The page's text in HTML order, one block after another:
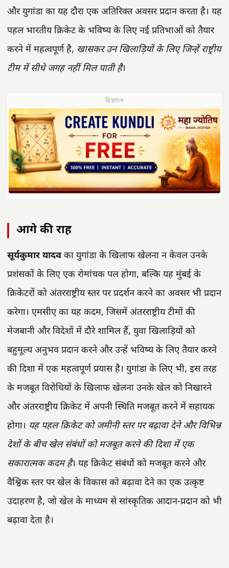
और युगांडा का यह दौरा एक अतिरिक्त अवसर प्रदान करता है। यह
पहल भारतीय क्रिकेट के भविष्य के लिए नई प्रतिभाओं को तैयार
करने में महत्वपूर्ण है, खासकर उन खिलाड़ियों के लिए जिन्हें राष्ट्रीय
टीम में सीधे जगह नहीं मिल पाती है।
विज्ञापन
आगे की राह
सूर्यकुमार यादवका युगांडा के खिलाफ खेलना न केवल उनके
प्रशंसकों के लिए एक रोमांचक पल होगा, बल्कि यह मुंबई के
क्रिकेटरों को अंतरराष्ट्रीय स्तर पर प्रदर्शन करने का अवसर भी प्रदान
करेगा। एमसीए का यह कदम, जिसमें अंतरराष्ट्रीय टीमों की
मेजबानी और विदेशों में दौरे शामिल हैं, युवा खिलाड़ियों को
बहुमूल्य अनुभव प्रदान करने और उन्हें भविष्य के लिए तैयार करने
की दिशा में एक महत्वपूर्ण प्रयास है। युगांडा के लिए भी, इस तरह
के मजबूत विरोधियों के खिलाफ खेलना उनके खेल को निखारने
और अंतरराष्ट्रीय क्रिकेट में अपनी स्थिति मजबूत करने में सहायक
होगा। यह पहल क्रिकेट को जमीनी स्तर पर बढ़ावा देने और विभिन्न
देशों के बीच खेल संबंधों को मजबूत करने की दिशा में एक
सकारात्मक कदम है। यह क्रिकेट संबंधों को मजबूत करने और
वैश्विक स्तर पर खेल के विकास को बढ़ावा देने का एक उत्कृष्ट
उदाहरण है, जो खेल के माध्यम से सांस्कृतिक आदान-प्रदान को भी
बढ़ावा देता है।